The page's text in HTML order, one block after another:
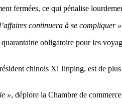
fermées, ce qui pénalise
continuera à se compliquer »
obligatoire pour les
chinois Xi Jinping, est de
», déplore la Chambre de